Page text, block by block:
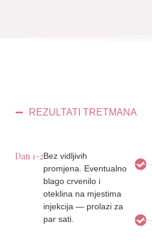
REZULTATI TRETMANA
Dan 1-2Bez vidljivih
promjena. Eventualno
blago crvenilo i
oteklina na mjestima
injekcija — prolazi za
par sati.